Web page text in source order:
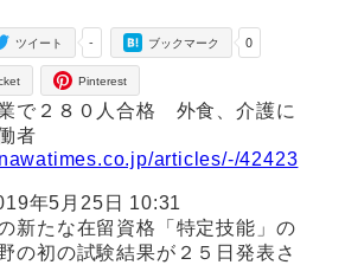
-
ツイート 0
ブックマーク
Pinterest
で２８０人合格 外食、介護に
者
articles/-/42423
年5月25日 10:31
新たな在留資格「特定技能」の
の初の試験結果が２５日発表さ